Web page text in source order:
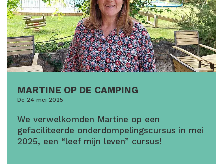
MARTINE OP DE CAMPING
De 24 mei 2025
We verwelkomden Martine op een
gefaciliteerde onderdompelingscursus in mei
2025, een “leef mijn leven” cursus!